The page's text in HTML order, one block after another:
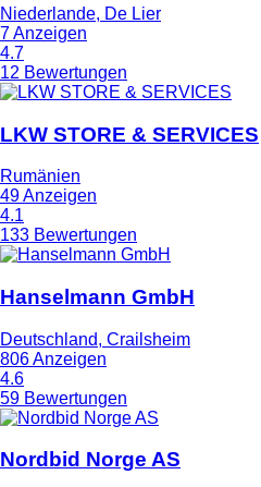
Niederlande, De Lier
7 Anzeigen
4.7
12 Bewertungen
LKW STORE & SERVICES
Rumänien
49 Anzeigen
4.1
133 Bewertungen
Hanselmann GmbH
Deutschland, Crailsheim
806 Anzeigen
4.6
59 Bewertungen
Nordbid Norge AS